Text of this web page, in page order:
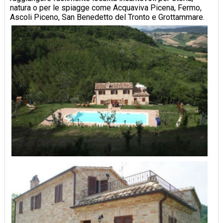
natura o per le spiagge come Acquaviva Picena, Fermo,
Ascoli Piceno, San Benedetto del Tronto e Grottammare.